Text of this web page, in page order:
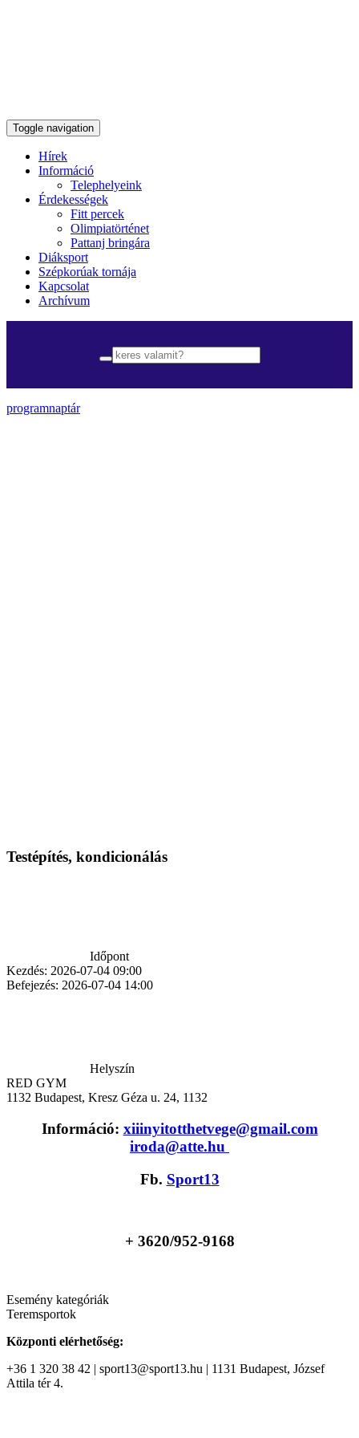
Toggle navigation
Hírek
Információ
Telephelyeink
Érdekességek
Fitt percek
Olimpiatörténet
Pattanj bringára
Diáksport
Szépkorúak tornája
Kapcsolat
Archívum
programnaptár
Testépítés, kondicionálás
Időpont
Kezdés: 2026-07-04 09:00
Befejezés: 2026-07-04 14:00
Helyszín
RED GYM
1132 Budapest, Kresz Géza u. 24, 1132
Információ: xiiinyitotthetvege@gmail.com
iroda@atte.hu
Fb. Sport13
+ 3620/952-9168
Esemény kategóriák
Teremsportok
Központi elérhetőség:
+36 1 320 38 42 | sport13@sport13.hu | 1131 Budapest, József
Attila tér 4.